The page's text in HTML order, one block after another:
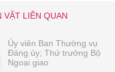
VẬT LIÊN QUAN
Ủy viên Ban Thường vụ
Đảng ủy; Thứ trưởng Bộ
Ngoại giao